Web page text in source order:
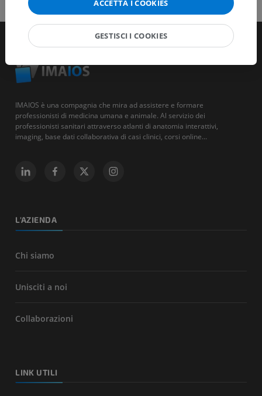
IMAIOS è una compagnia che mira ad assistere e formare
professionisti di medicina umana e animale. Al servizio dei
professionisti sanitari attraverso atlanti di anatomia interattivi,
imaging, base dati collaborativa di casi clinici, corsi online...
L'AZIENDA
Chi siamo
Unisciti a noi
Collaborazioni
LINK UTILI
ACCETTA I COOKIES
GESTISCI I COOKIES